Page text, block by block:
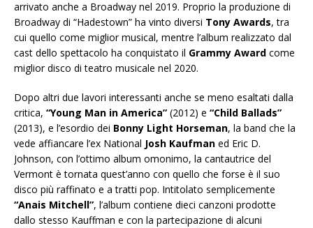
arrivato anche a Broadway nel 2019. Proprio la produzione di
Broadway di “Hadestown” ha vinto diversi Tony Awards, tra
cui quello come miglior musical, mentre l’album realizzato dal
cast dello spettacolo ha conquistato il Grammy Award come
miglior disco di teatro musicale nel 2020.
Dopo altri due lavori interessanti anche se meno esaltati dalla
critica, “Young Man in America” (2012) e “Child Ballads”
(2013), e l’esordio dei Bonny Light Horseman, la band che la
vede affiancare l’ex National Josh Kaufman ed Eric D.
Johnson, con l’ottimo album omonimo, la cantautrice del
Vermont è tornata quest’anno con quello che forse è il suo
disco più raffinato e a tratti pop. Intitolato semplicemente
“Anais Mitchell”, l’album contiene dieci canzoni prodotte
dallo stesso Kauffman e con la partecipazione di alcuni